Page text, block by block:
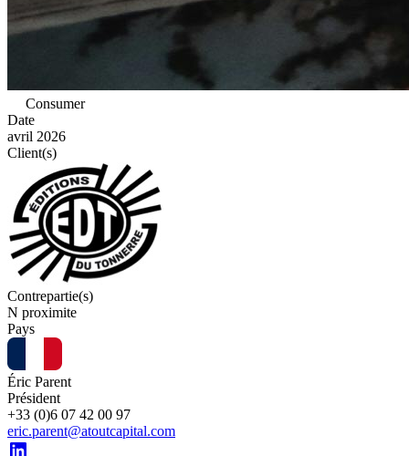
Consumer
Date
avril 2026
Client(s)
Contrepartie(s)
N proximite
Pays
Éric Parent
Président
+33 (0)6 07 42 00 97
eric.parent@atoutcapital.com